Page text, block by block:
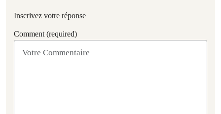
Inscrivez votre réponse
Comment (required)